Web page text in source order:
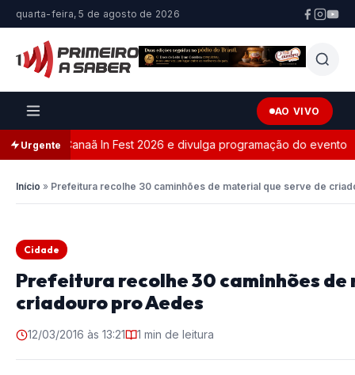
quarta-feira, 5 de agosto de 2026
AO VIVO
Urgente
Canaã In Fest 2026 e divulga programação do evento
Início » Prefeitura recolhe 30 caminhões de material que serve de
Cidade
Prefeitura recolhe 30 caminhões
criadouro pro Aedes
12/03/2016 às 13:21 1 min de leitura